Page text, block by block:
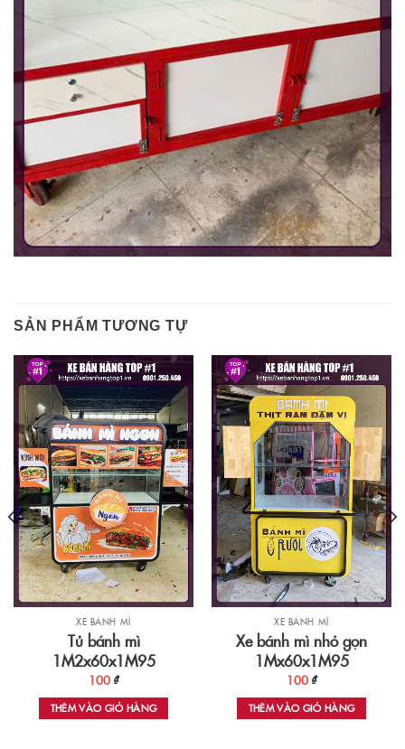
SẢN PHẨM TƯƠNG TỰ
XE BÁNH MÌ
Tủ bánh mì
1M2x60x1M95
100 ₫
THÊM VÀO GIỎ HÀNG
XE BÁNH MÌ
Xe bánh mì nhỏ gọn
1Mx60x1M95
100 ₫
THÊM VÀO GIỎ HÀNG